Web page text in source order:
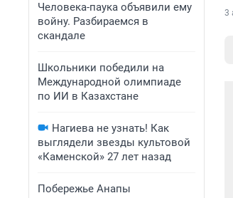
Человека-паука объявили ему
войну. Разбираемся в
скандале
Школьники победили на
Международной олимпиаде
по ИИ в Казахстане
Нагиева не узнать! Как
выглядели звезды культовой
«Каменской» 27 лет назад
Побережье Анапы
3